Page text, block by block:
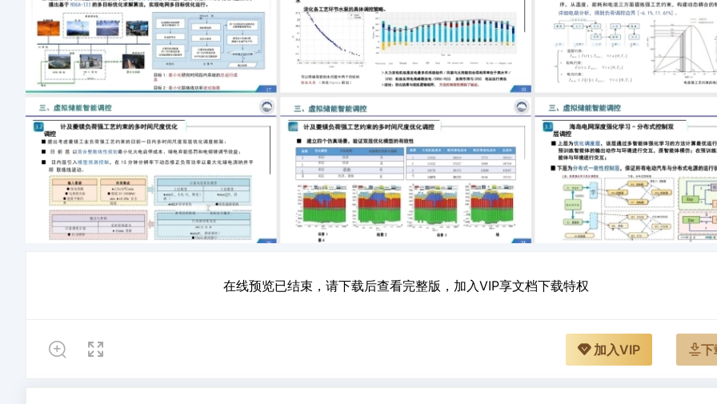
在线预览已结束，请下载后查看完整版，加入VIP享文档下载特权
下
加入VIP